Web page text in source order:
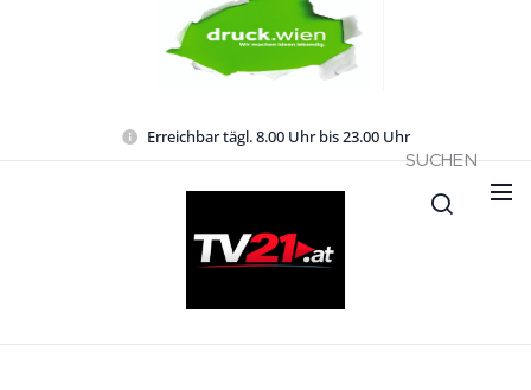
Erreichbar tägl. 8.00 Uhr bis 23.00 Uhr
SUCHEN